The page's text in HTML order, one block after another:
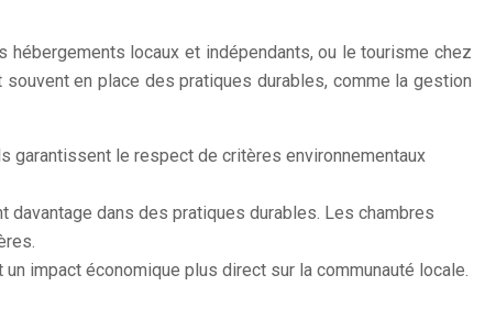
locaux et indépendants, ou le tourisme chez
en place des pratiques durables, comme la gestion
garantissent le respect de critères environnementaux
dans des pratiques durables. Les chambres
impact économique plus direct sur la communauté locale.